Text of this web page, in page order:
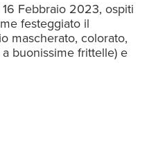
Febbraio 2023, ospiti
festeggiato il
mascherato, colorato,
buonissime frittelle) e